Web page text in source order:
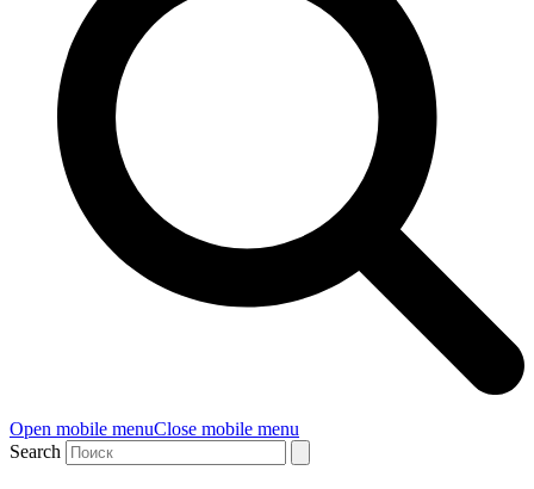
Open mobile menuClose mobile menu
Search